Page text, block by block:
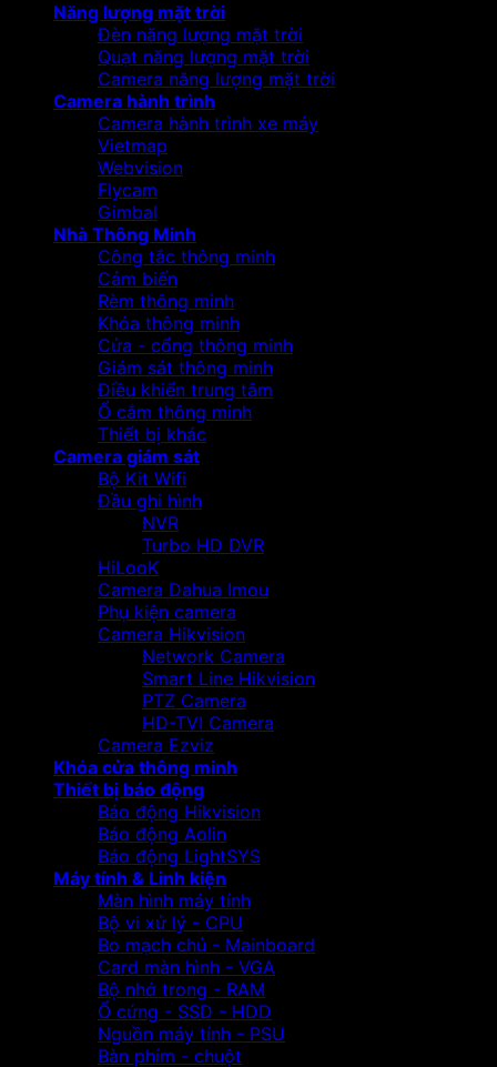
Năng lượng mặt trời
Đèn năng lượng mặt trời
Quạt năng lượng mặt trời
Camera năng lượng mặt trời
Camera hành trình
Camera hành trình xe máy
Vietmap
Webvision
Flycam
Gimbal
Nhà Thông Minh
Công tắc thông minh
Cảm biến
Rèm thông minh
Khóa thông minh
Cửa - cổng thông minh
Giám sát thông minh
Điều khiển trung tâm
Ổ cắm thông minh
Thiết bị khác
Camera giám sát
Bộ Kit Wifi
Đầu ghi hình
NVR
Turbo HD DVR
HiLooK
Camera Dahua Imou
Phụ kiện camera
Camera Hikvision
Network Camera
Smart Line Hikvision
PTZ Camera
HD-TVI Camera
Camera Ezviz
Khóa cửa thông minh
Thiết bị báo động
Báo động Hikvision
Báo động Aolin
Báo động LightSYS
Máy tính & Linh kiện
Màn hình máy tính
Bộ vi xử lý - CPU
Bo mạch chủ - Mainboard
Card màn hình - VGA
Bộ nhớ trong - RAM
Ổ cứng - SSD - HDD
Nguồn máy tính - PSU
Bàn phím - chuột